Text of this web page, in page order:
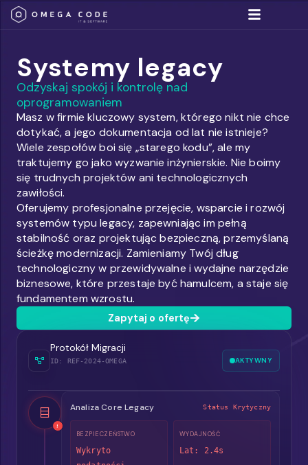
Systemy legacy
Odzyskaj spokój i kontrolę nad
oprogramowaniem
Masz w firmie kluczowy system, którego nikt nie chce
dotykać, a jego dokumentacja od lat nie istnieje?
Wiele zespołów boi się „starego kodu”, ale my
traktujemy go jako wyzwanie inżynierskie. Nie boimy
się trudnych projektów ani technologicznych
zawiłości.
Oferujemy profesjonalne przejęcie, wsparcie i rozwój
systemów typu legacy, zapewniając im pełną
stabilność oraz projektując bezpieczną, przemyślaną
ścieżkę modernizacji. Zamieniamy Twój dług
technologiczny w przewidywalne i wydajne narzędzie
biznesowe, które przestaje być hamulcem, a staje się
fundamentem wzrostu.
Zapytaj o ofertę
Protokół Migracji
ID: REF-2024-OMEGA AKTYWNY
!
Analiza Core Legacy Status Krytyczny
BEZPIECZEŃSTWO
Wykryto
WYDAJNOŚĆ
Lat: 2.4s